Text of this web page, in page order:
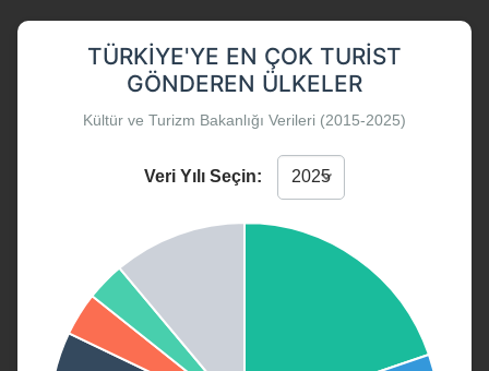
TÜRKIYE'YE EN ÇOK TURIST
GÖNDEREN ÜLKELER
Kültür ve Turizm Bakanlığı Verileri (2015-2025)
Veri Yılı Seçin: